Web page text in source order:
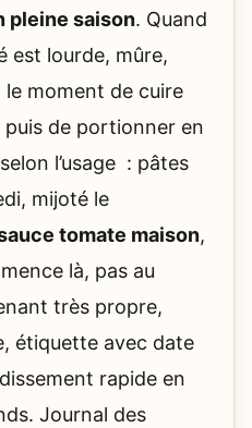
pleine saison. Quand
est lourde, mûre,
le moment de cuire
de portionner en
l’usage : pâtes
mijoté le
tomate maison,
là, pas au
très propre,
étiquette avec date
rapide en
Journal des